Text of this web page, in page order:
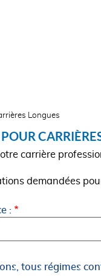
Longues
carrière
demandées
:
tous régimes